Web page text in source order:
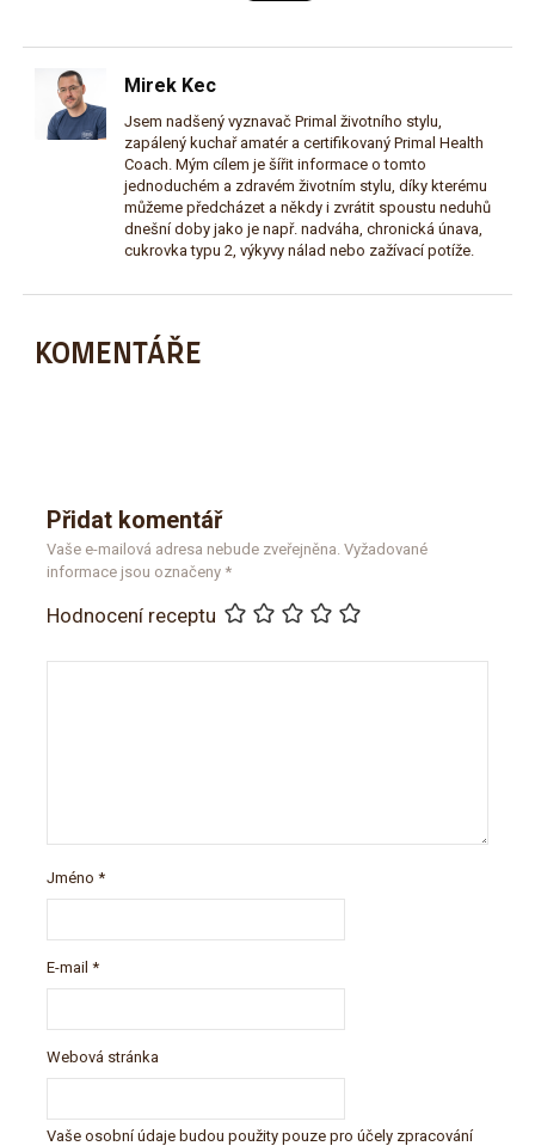
Mirek Kec
Jsem nadšený vyznavač Primal životního stylu,
zapálený kuchař amatér a certifikovaný Primal Health
Coach. Mým cílem je šířit informace o tomto
jednoduchém a zdravém životním stylu, díky kterému
můžeme předcházet a někdy i zvrátit spoustu neduhů
dnešní doby jako je např. nadváha, chronická únava,
cukrovka typu 2, výkyvy nálad nebo zažívací potíže.
KOMENTÁŘE
Přidat komentář
Vaše e-mailová adresa nebude zveřejněna. Vyžadované
informace jsou označeny *
Hodnocení receptu
Jméno*
E-mail*
Webová stránka
Vaše osobní údaje budou použity pouze pro účely zpracování